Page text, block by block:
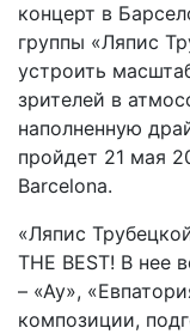
концерт в
группы «Ляпис
устроить
зрителей в
наполненную
пройдет 21 мая
Barcelona.
«Ляпис
THE BEST! В нее
– «Ау»,
композиции,